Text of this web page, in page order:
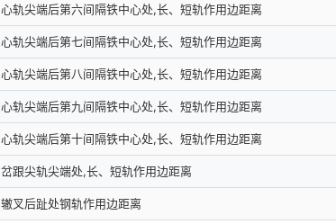
心轨尖端后第六间隔铁中心处,长、短轨作用边距离
心轨尖端后第七间隔铁中心处,长、短轨作用边距离
心轨尖端后第八间隔铁中心处,长、短轨作用边距离
心轨尖端后第九间隔铁中心处,长、短轨作用边距离
心轨尖端后第十间隔铁中心处,长、短轨作用边距离
岔跟尖轨尖端处,长、短轨作用边距离
辙叉后趾处钢轨作用边距离